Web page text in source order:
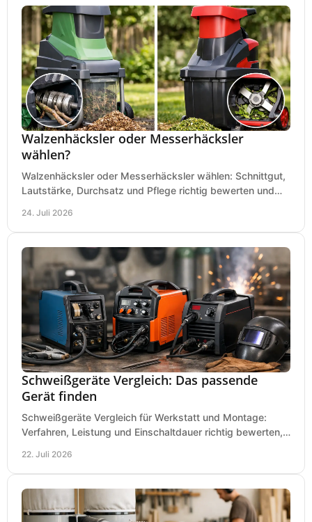
Walzenhäcksler oder Messerhäcksler
wählen?
Walzenhäcksler oder Messerhäcksler wählen: Schnittgut,
Lautstärke, Durchsatz und Pflege richtig bewerten und
24. Juli 2026
Schweißgeräte Vergleich: Das passende
Gerät finden
Schweißgeräte Vergleich für Werkstatt und Montage:
Verfahren, Leistung und Einschaltdauer richtig bewerten,
22. Juli 2026